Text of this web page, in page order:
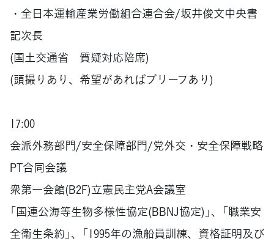
・全日本運輸産業労働組合連合会/坂井俊文中央書
記次長
(国土交通省 質疑対応陪席)
(頭撮りあり、希望があればブリーフあり)
17:00
会派外務部門/安全保障部門/党外交・安全保障戦略
PT合同会議
衆第一会館(B2F)立憲民主党A会議室
「国連公海等生物多様性協定(BBNJ協定)」、「職業安
全衛生条約」、「1995年の漁船員訓練、資格証明及び